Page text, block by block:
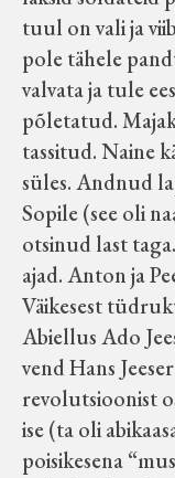
tuul on vali ja
pole tähele
valvata ja tule
põletatud.
tassitud. Naine
süles. Andnud
Sopile (see oli
otsinud last
ajad. Anton ja
Väikesest
Abiellus Ado
vend Hans
revolutsioonist
ise (ta oli
poisikesena